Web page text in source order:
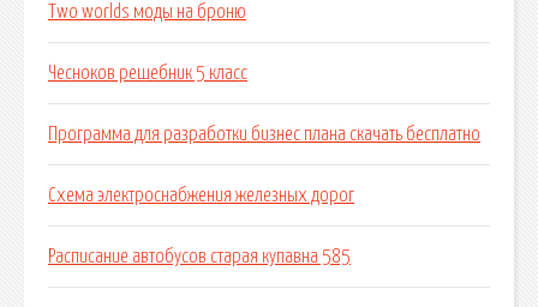
Two worlds моды на броню
Чесноков решебник 5 класс
Программа для разработки бизнес плана скачать бесплатно
Схема электроснабжения железных дорог
Расписание автобусов старая купавна 585